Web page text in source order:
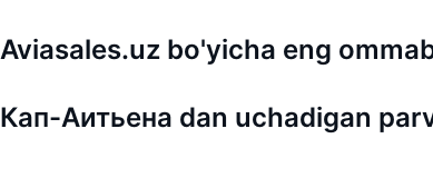
Aviasales.uz bo'yicha eng
Кап-Аитьена dan uchadigan